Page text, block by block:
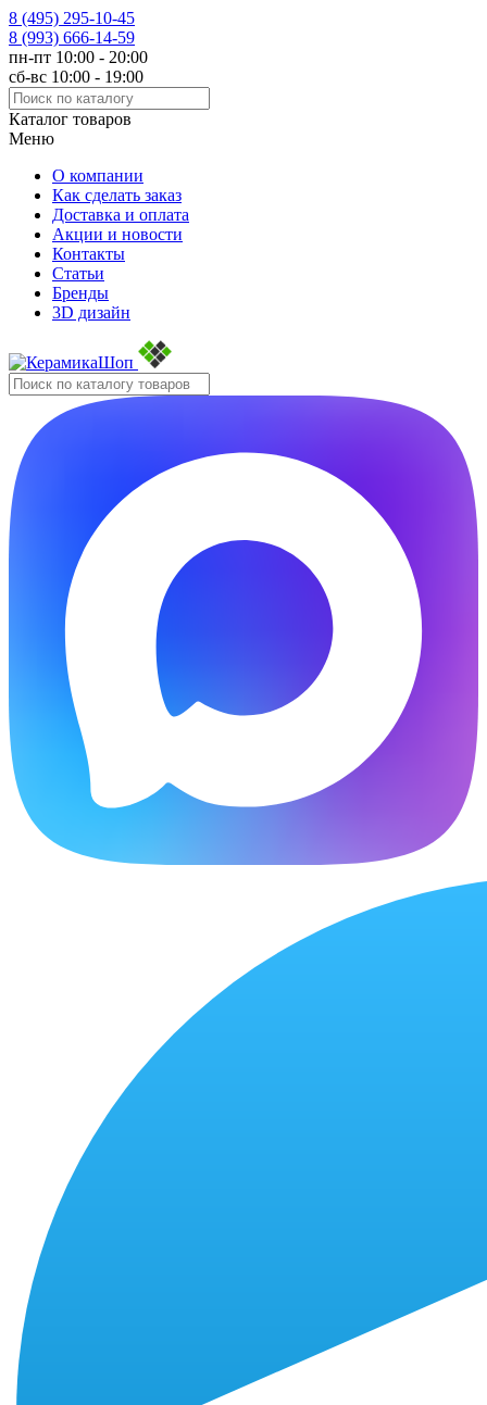
8 (495) 295-10-45
8 (993) 666-14-59
пн-пт 10:00 - 20:00
сб-вс 10:00 - 19:00
Каталог товаров
Меню
О компании
Как сделать заказ
Доставка и оплата
Акции и новости
Контакты
Статьи
Бренды
3D дизайн